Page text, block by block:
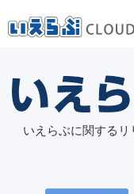
賃貸仲介
業務向け機能
いえらぶに関する